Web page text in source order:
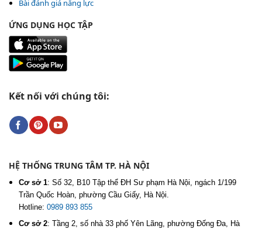
Bài đánh giá năng lực
ỨNG DỤNG HỌC TẬP
Kết nối với chúng tôi:
HỆ THỐNG TRUNG TÂM TP. HÀ NỘI
Cơ sở 1: Số 32, B10 Tập thể ĐH Sư phạm Hà Nội, ngách 1/199
Trần Quốc Hoàn, phường Cầu Giấy, Hà Nội.
Hotline: 0989 893 855
Cơ sở 2: Tầng 2, số nhà 33 phố Yên Lãng, phường Đống Đa, Hà